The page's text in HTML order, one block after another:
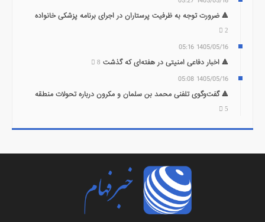
🔺 ضرورت توجه به ظرفیت پرستاران در اجرای برنامه پزشکی خانواده
2
1405/05/16 05:16
🔺 اخبار دفاعی امنیتی در هفته‌ای که گذشت 8
1405/05/16 05:08
🔺 گفت‌وگوی تلفنی محمد بن سلمان و مکرون درباره تحولات منطقه
5